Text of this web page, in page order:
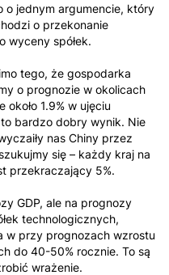
o jednym argumencie, który
o przekonanie
wyceny spółek.
tego, że gospodarka
o prognozie w okolicach
1.9% w ujęciu
bardzo dobry wynik. Nie
nas Chiny przez
się – każdy kraj na
przekraczający 5%.
GDP, ale na prognozy
technologicznych,
w przy prognozach wzrostu
do 40-50% rocznie. To są
wrażenie.